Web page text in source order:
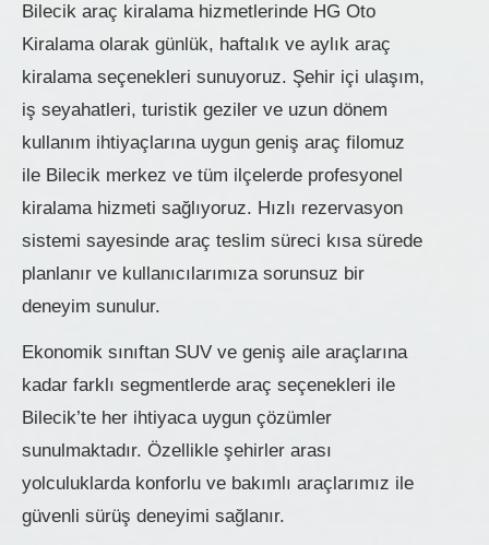
Bilecik araç kiralama hizmetlerinde HG Oto
Kiralama olarak günlük, haftalık ve aylık araç
kiralama seçenekleri sunuyoruz. Şehir içi ulaşım,
iş seyahatleri, turistik geziler ve uzun dönem
kullanım ihtiyaçlarına uygun geniş araç filomuz
ile Bilecik merkez ve tüm ilçelerde profesyonel
kiralama hizmeti sağlıyoruz. Hızlı rezervasyon
sistemi sayesinde araç teslim süreci kısa sürede
planlanır ve kullanıcılarımıza sorunsuz bir
deneyim sunulur.
Ekonomik sınıftan SUV ve geniş aile araçlarına
kadar farklı segmentlerde araç seçenekleri ile
Bilecik’te her ihtiyaca uygun çözümler
sunulmaktadır. Özellikle şehirler arası
yolculuklarda konforlu ve bakımlı araçlarımız ile
güvenli sürüş deneyimi sağlanır.